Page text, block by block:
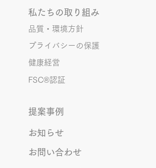
にとってはとても辛い1ヶ月の
まりです。 全国のお母さん達、
共に頑張りましょう！！ 管理
私たちの取り組み
品質・環境方針
プライバシーの保護
健康経営
FSC®︎認証
提案事例
お知らせ
お問い合わせ